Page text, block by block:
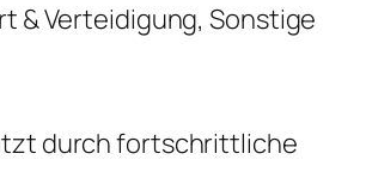
& Verteidigung, Sonstige
durch fortschrittliche